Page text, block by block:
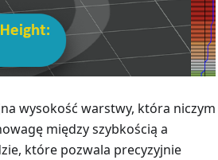
wysokość warstwy, która niczym
między szybkością a
które pozwala precyzyjnie